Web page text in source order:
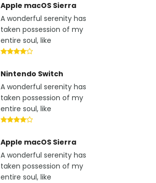
Apple macOS Sierra
A wonderful serenity has
taken possession of my
entire soul, like
Nintendo Switch
A wonderful serenity has
taken possession of my
entire soul, like
Apple macOS Sierra
A wonderful serenity has
taken possession of my
entire soul, like